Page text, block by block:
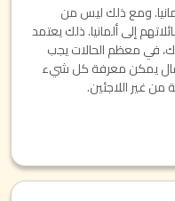
ومع ذلك ليس من
إلى ألمانيا. ذلك يعتمد
في معظم الحالات يجب
يمكن معرفة كل شيء
غير اللاجئين.